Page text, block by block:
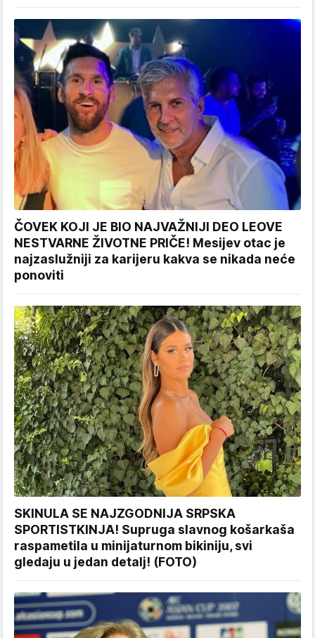
ČOVEK KOJI JE BIO NAJVAŽNIJI DEO LEOVE
NESTVARNE ŽIVOTNE PRIČE! Mesijev otac je
najzaslužniji za karijeru kakva se nikada neće
ponoviti
SKINULA SE NAJZGODNIJA SRPSKA
SPORTISTKINJA! Supruga slavnog košarkaša
raspametila u minijaturnom bikiniju, svi
gledaju u jedan detalj! (FOTO)